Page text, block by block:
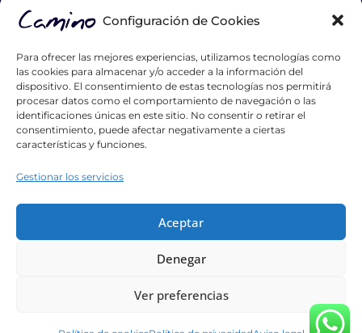
Configuración de Cookies
Para ofrecer las mejores experiencias, utilizamos tecnologías como
las cookies para almacenar y/o acceder a la información del
dispositivo. El consentimiento de estas tecnologías nos permitirá
procesar datos como el comportamiento de navegación o las
identificaciones únicas en este sitio. No consentir o retirar el
consentimiento, puede afectar negativamente a ciertas
características y funciones.
Gestionar los servicios
Aceptar
Denegar
Ver preferencias
LA EMPRESA
Proyectos
Blog
Contacto
Hazte distribuidor
List Title #2